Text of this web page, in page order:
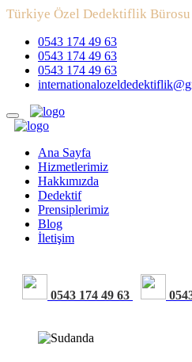
Türkiye Özel Dedektiflik Bürosu
0543 174 49 63
0543 174 49 63
0543 174 49 63
Ana Sayfa
Hizmetlerimiz
Hakkımızda
Dedektif
Prensiplerimiz
Blog
İletişim
0543 174 49 63